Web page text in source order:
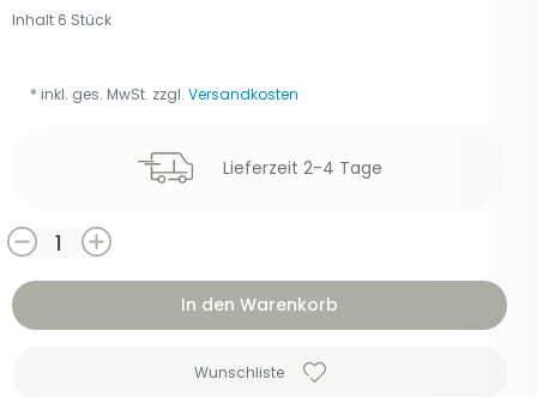
Inhalt 6 Stück
Lieferzeit 2-4 Tage
In den Warenkorb
Wunschliste
* inkl. ges. MwSt. zzgl. Versandkosten